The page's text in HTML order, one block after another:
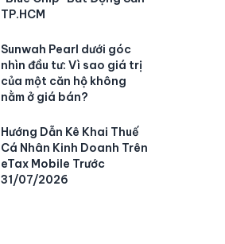
TP.HCM
Sunwah Pearl dưới góc
nhìn đầu tư: Vì sao giá trị
của một căn hộ không
nằm ở giá bán?
Hướng Dẫn Kê Khai Thuế
Cá Nhân Kinh Doanh Trên
eTax Mobile Trước
31/07/2026